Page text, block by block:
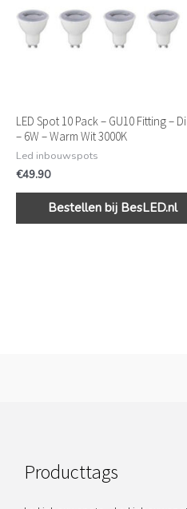
LED Spot 10 Pack – GU10 Fitting –
– 6W – Warm Wit 3000K
Led inbouwspots
€49.90
Bestellen bij BesLED.nl
Producttags